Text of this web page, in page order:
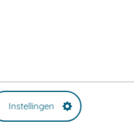
Instellingen